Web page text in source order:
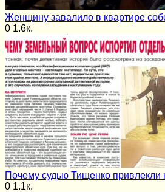
Женщину завалило в квартире
0 1.6к.
Почему судью Тищенко привлекли
0 1.1к.